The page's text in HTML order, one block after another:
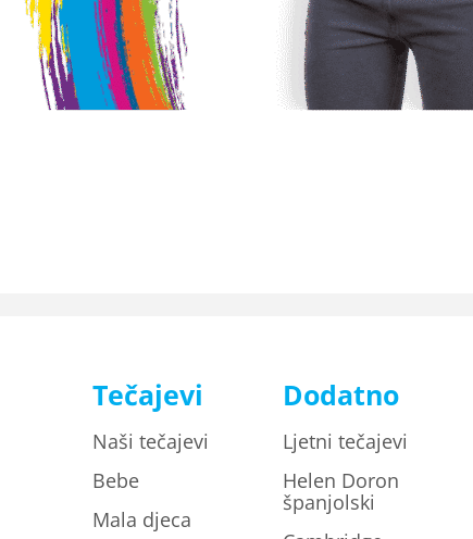
Tečajevi
Naši tečajevi
Bebe
Mala djeca
Dodatno
Ljetni tečajevi
Helen Doron
španjolski